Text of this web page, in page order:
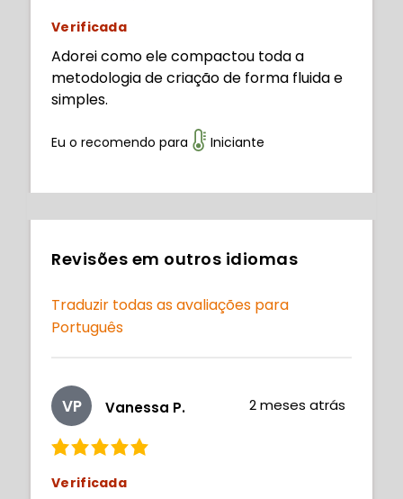
Verificada
Adorei como ele compactou toda a
metodologia de criação de forma fluida e
simples.
Eu o recomendo para Iniciante
Revisões em outros idiomas
Traduzir todas as avaliações para
Português
VP Vanessa P. 2 meses atrás
Verificada